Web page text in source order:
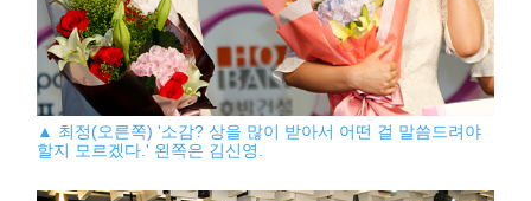
▲ 최정(오른쪽) '소감? 상을 많이 받아서 어떤 걸 말씀드려야
할지 모르겠다.' 왼쪽은 김신영.